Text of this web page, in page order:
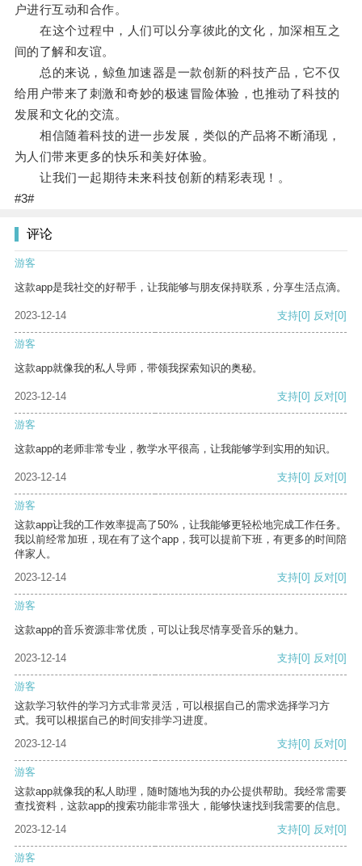
户进行互动和合作。
在这个过程中，人们可以分享彼此的文化，加深相互之
间的了解和友谊。
总的来说，鲸鱼加速器是一款创新的科技产品，它不仅
给用户带来了刺激和奇妙的极速冒险体验，也推动了科技的
发展和文化的交流。
相信随着科技的进一步发展，类似的产品将不断涌现，
为人们带来更多的快乐和美好体验。
让我们一起期待未来科技创新的精彩表现！。
#3#
评论
游客
这款app是我社交的好帮手，让我能够与朋友保持联系，分享生活点滴。
2023-12-14 支持[0] 反对[0]
游客
这款app就像我的私人导师，带领我探索知识的奥秘。
2023-12-14 支持[0] 反对[0]
游客
这款app的老师非常专业，教学水平很高，让我能够学到实用的知识。
2023-12-14 支持[0] 反对[0]
游客
这款app让我的工作效率提高了50%，让我能够更轻松地完成工作任务。
我以前经常加班，现在有了这个app，我可以提前下班，有更多的时间陪
伴家人。
2023-12-14
支持[0] 反对[0]
游客
这款app的音乐资源非常优质，可以让我尽情享受音乐的魅力。
2023-12-14 支持[0] 反对[0]
游客
这款学习软件的学习方式非常灵活，可以根据自己的需求选择学习方
式。我可以根据自己的时间安排学习进度。
2023-12-14
支持[0] 反对[0]
游客
这款app就像我的私人助理，随时随地为我的办公提供帮助。我经常需要
查找资料，这款app的搜索功能非常强大，能够快速找到我需要的信息。
2023-12-14
支持[0] 反对[0]
游客